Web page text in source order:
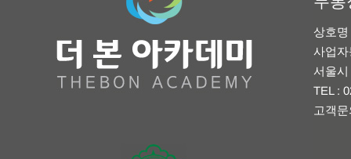
상호
사업자
서울
TEL :
고객